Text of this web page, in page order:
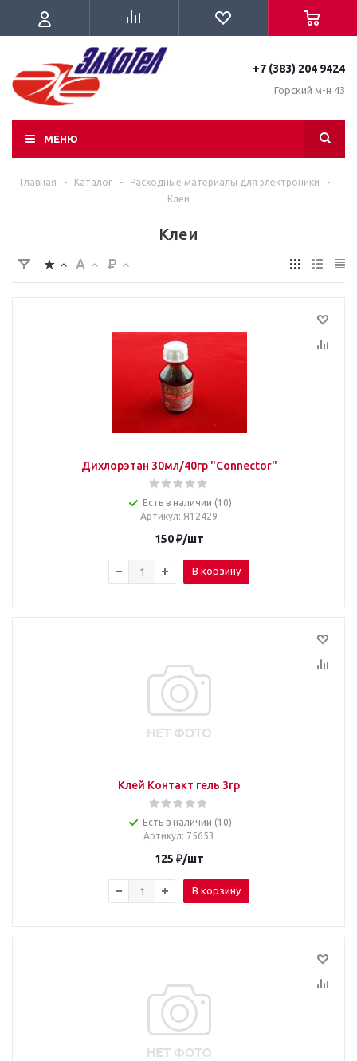
+7 (383) 204 9424
Горский м-н 43
МЕНЮ
Главная - Каталог - Расходные материалы для электроники
-
Клеи
Клеи
Дихлорэтан 30мл/40гр "Connector"
Есть в наличии (10)
Артикул: Я12429
150₽/шт
В корзину
Клей Контакт гель 3гр
Есть в наличии (10)
Артикул: 75653
125 ₽/шт
В корзину